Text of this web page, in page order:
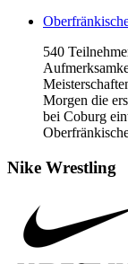
540
Morgen die
bei Coburg
Nike Wrestling